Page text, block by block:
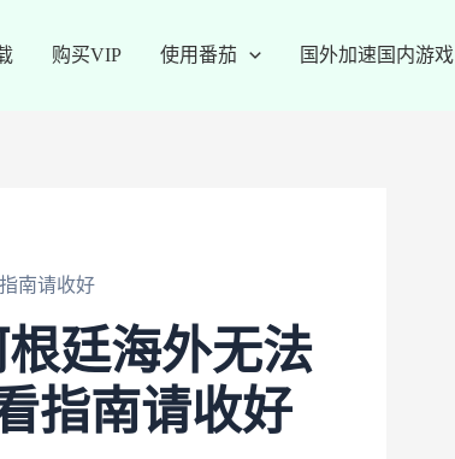
购买VIP 使用番茄 国外加速国内游戏
南请收好
廷海外无法
指南请收好